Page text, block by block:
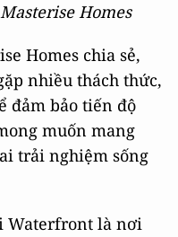
Homes
Homes chia sẻ,
nhiều thách thức,
đảm bảo tiến độ
muốn mang
trải nghiệm sống
Waterfront là nơi